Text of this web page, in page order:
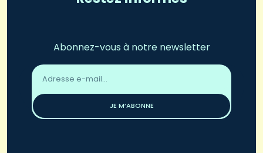
Abonnez-vous à notre newsletter
Adresse
email
JE M’ABONNE